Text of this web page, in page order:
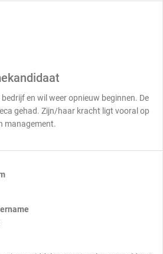
en wil weer opnieuw beginnen. De
gehad. Zijn/haar kracht ligt vooral op
management.